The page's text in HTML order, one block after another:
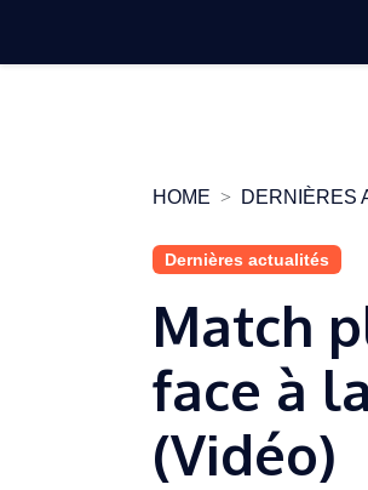
HOME DERNIÈRES
Dernières actualités
Match
face à
(Vidéo)